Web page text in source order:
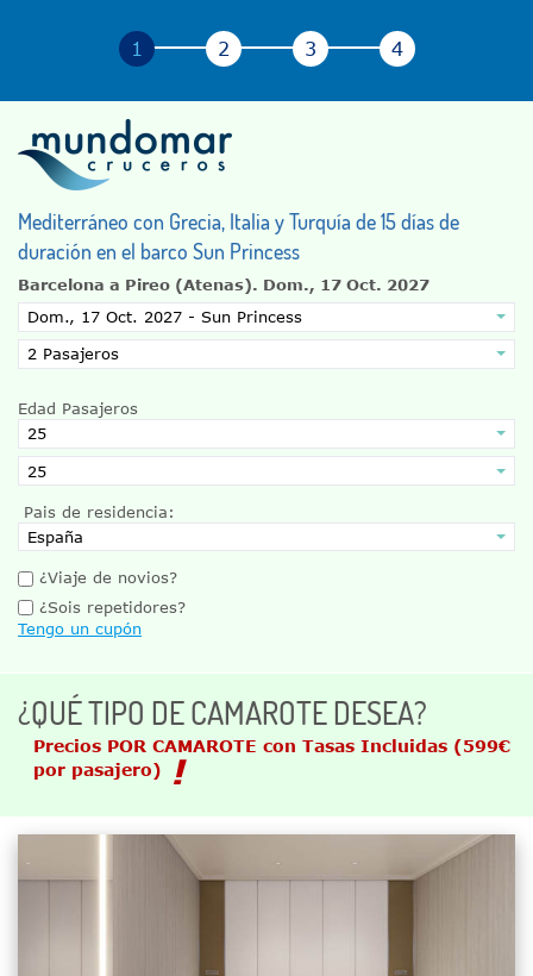
Mediterráneo con Grecia, Italia y Turquía de 15 días de
duración en el barco Sun Princess
Barcelona a Pireo (Atenas). Dom., 17 Oct. 2027
Edad Pasajeros
Pais de residencia:
¿Viaje de novios?
¿Sois repetidores?
Tengo un cupón
¿QUÉ TIPO DE CAMAROTE DESEA?
Precios POR CAMAROTE con Tasas Incluidas (599€
por pasajero)